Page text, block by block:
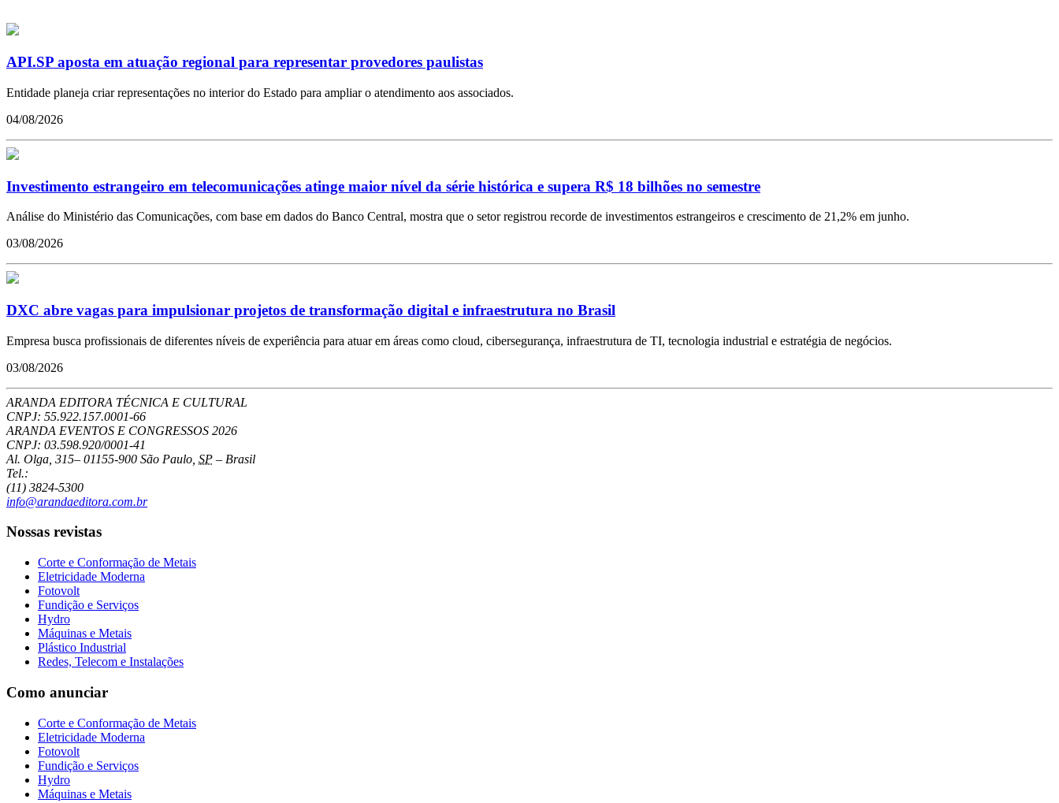
API.SP aposta em atuação regional para representar provedores paulistas
Entidade planeja criar representações no interior do Estado para ampliar o atendimento aos associados.
04/08/2026
Investimento estrangeiro em telecomunicações atinge maior nível da série histórica e supera R$ 18 bilhões no semestre
Análise do Ministério das Comunicações, com base em dados do Banco Central, mostra que o setor registrou recorde de investimentos estrangeiros e crescimento de 21,2% em junho.
03/08/2026
DXC abre vagas para impulsionar projetos de transformação digital e infraestrutura no Brasil
Empresa busca profissionais de diferentes níveis de experiência para atuar em áreas como cloud, cibersegurança, infraestrutura de TI, tecnologia industrial e estratégia de negócios.
03/08/2026
ARANDA EDITORA TÉCNICA E CULTURAL
CNPJ: 55.922.157.0001-66
ARANDA EVENTOS E CONGRESSOS 2026
CNPJ: 03.598.920/0001-41
Al. Olga, 315– 01155-900 São Paulo SP – Brasil
Tel.:
(11) 3824-5300
info@arandaeditora.com.br
Nossas revistas
Corte e Conformação de Metais
Eletricidade Moderna
Fotovolt
Fundição e Serviços
Hydro
Máquinas e Metais
Plástico Industrial
Redes, Telecom e Instalações
Como anunciar
Corte e Conformação de Metais
Eletricidade Moderna
Fotovolt
Fundição e Serviços
Hydro
Máquinas e Metais